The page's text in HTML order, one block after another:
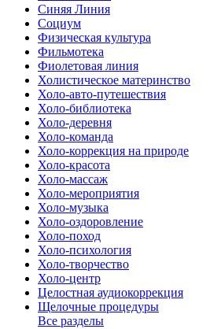
Синяя Линия
Социум
Физическая культура
Фильмотека
Фиолетовая линия
Холистическое материнство
Холо-авто-путешествия
Холо-библиотека
Холо-деревня
Холо-команда
Холо-коррекция на природе
Холо-красота
Холо-массаж
Холо-мероприятия
Холо-музыка
Холо-оздоровление
Холо-поход
Холо-психология
Холо-творчество
Холо-центр
Целостная аудиокоррекция
Щелочные процедуры
Все разделы